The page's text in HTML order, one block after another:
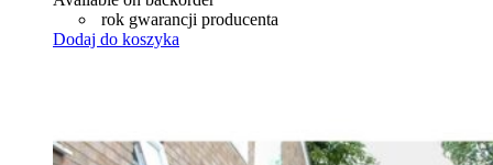
rok gwarancji producenta
Dodaj do koszyka